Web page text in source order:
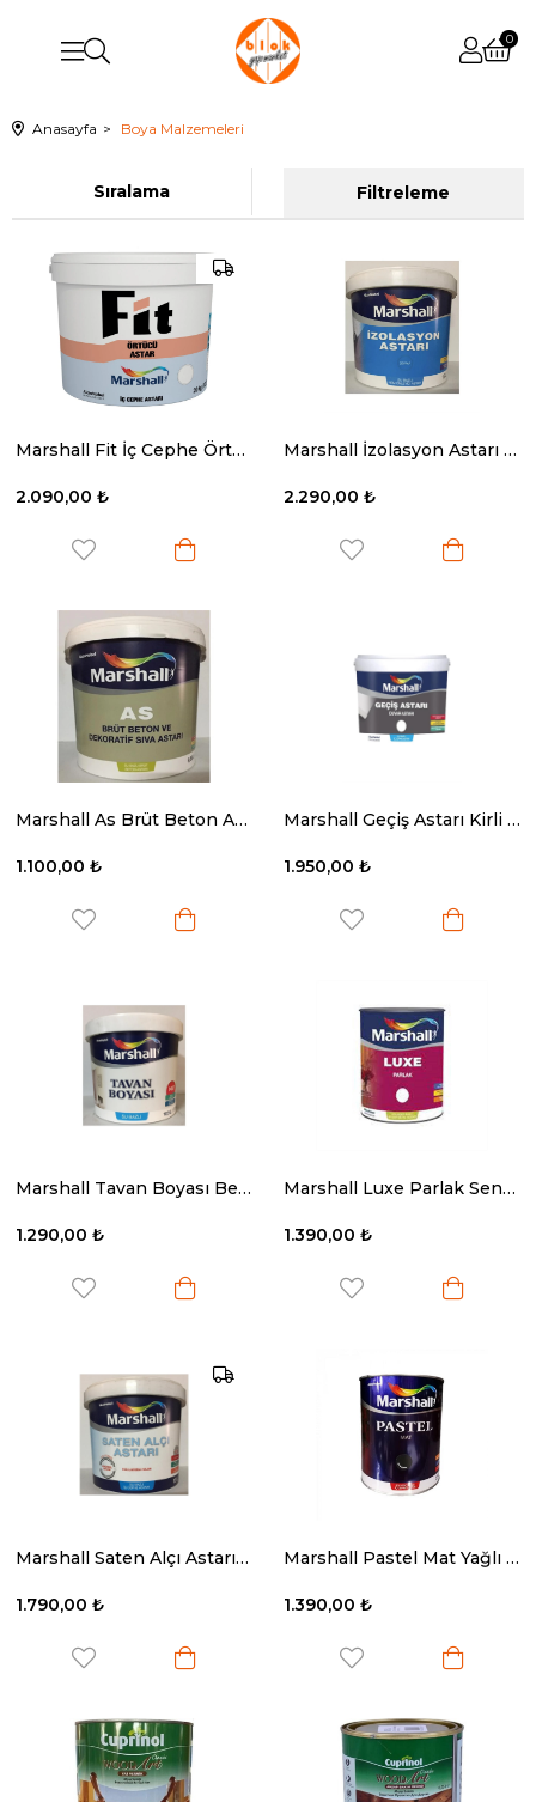
0
Anasayfa Boya Malzemeleri
Filtreleme
Sıralama
Marshall Fit İç Cephe Örtücü Astar 20 Kg.
2.090,00 ₺
Marshall İzolasyon Astarı Şefaf 15 Lt.
2.290,00 ₺
Marshall As Brüt Beton Astarı 15 Kg
1.100,00 ₺
Marshall Geçiş Astarı Kirli Beyaz 15 Lt
1.950,00 ₺
Marshall Tavan Boyası Beyaz 17.5 Kg.
1.290,00 ₺
Marshall Luxe Parlak Sentetik Yağlı Boya Bw Baz 2.5 Lt
1.390,00 ₺
Marshall Saten Alçı Astarı 15 Lt
1.790,00 ₺
Marshall Pastel Mat Yağlı Boya Siyah 2.5 Lt
1.390,00 ₺